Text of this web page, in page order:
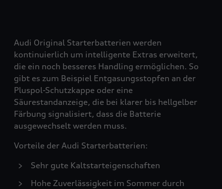
Audi Original Starterbatterien werden
kontinuierlich um intelligente Extras erweitert,
die ein noch besseres Handling ermöglichen. So
gibt es zum Beispiel Entgasungsstopfen an der
Pluspol-Schutzkappe oder eine
Säurestandanzeige, die bei klarer bis hellgelber
Färbung signalisiert, dass die Batterie
ausgewechselt werden muss.
Vorteile der Audi Starterbatterien:
Sehr gute Kaltstarteigenschaften
Hohe Zuverlässigkeit im Sommer durch